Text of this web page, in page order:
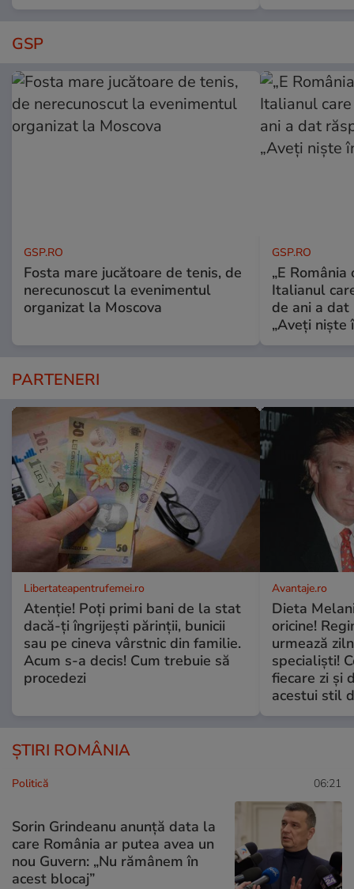
GSP
GSP.RO
Fosta mare jucătoare de tenis, de
nerecunoscut la evenimentul
organizat la Moscova
GSP.RO
„E
Italianul
de ani a
„Aveți niște
PARTENERI
Libertateapentrufemei.ro
Atenție! Poți primi bani de la stat
dacă-ți îngrijești părinții, bunicii
sau pe cineva vârstnic din familie.
Acum s-a decis! Cum trebuie să
procedezi
Avantaje.ro
Dieta
oricine!
urmează
specialiști!
fiecare zi și
acestui stil
ȘTIRI ROMÂNIA
Politică 06:21
Sorin Grindeanu anunță data la
care România ar putea avea un
nou Guvern: „Nu rămânem în
acest blocaj”